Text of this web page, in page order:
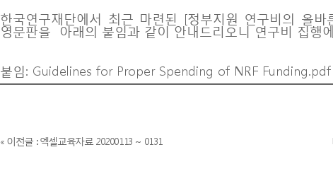
한국연구재단에서 최근 마련된 [정부지원 연구비의 올바
영문판을 아래의 붙임과 같이 안내드리오니 연구비 집행
붙임: Guidelines for Proper Spending of NRF Funding.pdf
« 이전글 : 엑셀교육자료 20200113 ~ 0131